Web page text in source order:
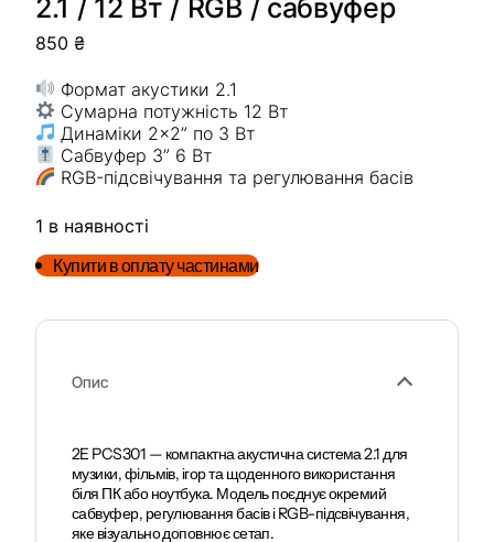
2.1 / 12 Вт / RGB / сабвуфер
850 ₴
Формат акустики 2.1
Сумарна потужність 12 Вт
Динаміки 2×2” по 3 Вт
Сабвуфер 3” 6 Вт
RGB-підсвічування та регулювання басів
1 в наявності
Купити в оплату частинами
Опис
2E PCS301 — компактна акустична система 2.1 для
музики, фільмів, ігор та щоденного використання
біля ПК або ноутбука. Модель поєднує окремий
сабвуфер, регулювання басів і RGB-підсвічування,
яке візуально доповнює сетап.